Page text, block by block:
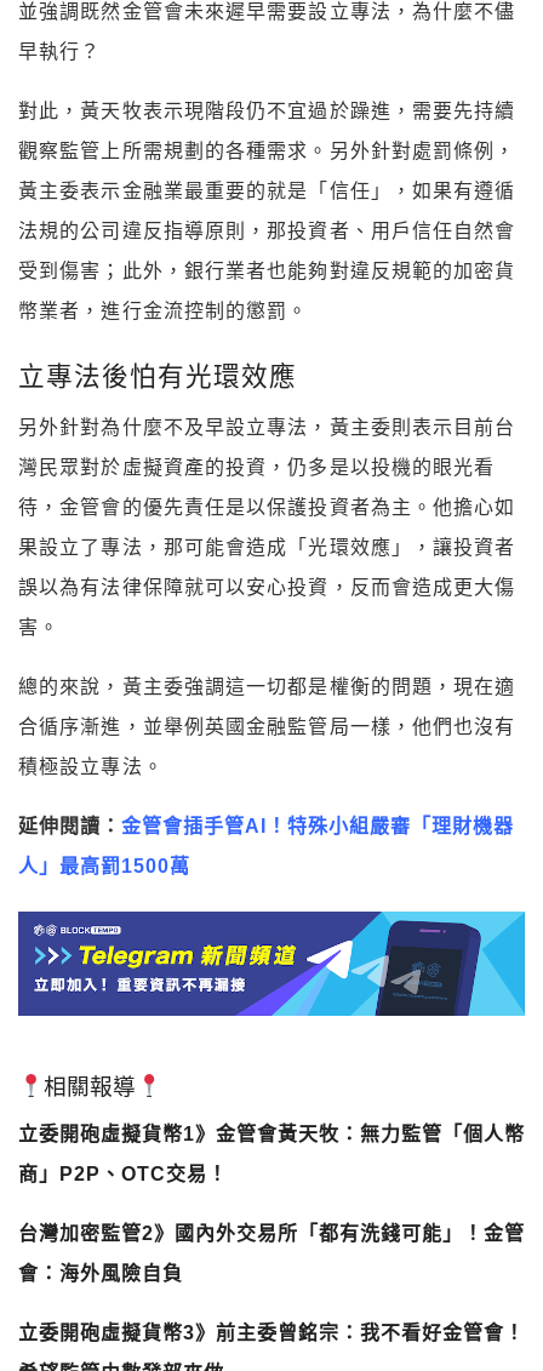
並強調既然金管會未來遲早需要設立專法，為什麼不儘
早執行？
對此，黃天牧表示現階段仍不宜過於躁進，需要先持續
觀察監管上所需規劃的各種需求。另外針對處罰條例，
黃主委表示金融業最重要的就是「信任」，如果有遵循
法規的公司違反指導原則，那投資者、用戶信任自然會
受到傷害；此外，銀行業者也能夠對違反規範的加密貨
幣業者，進行金流控制的懲罰。
立專法後怕有光環效應
另外針對為什麼不及早設立專法，黃主委則表示目前台
灣民眾對於虛擬資產的投資，仍多是以投機的眼光看
待，金管會的優先責任是以保護投資者為主。他擔心如
果設立了專法，那可能會造成「光環效應」，讓投資者
誤以為有法律保障就可以安心投資，反而會造成更大傷
害。
總的來說，黃主委強調這一切都是權衡的問題，現在適
合循序漸進，並舉例英國金融監管局一樣，他們也沒有
積極設立專法。
延伸閱讀： 金管會插手管AI！特殊小組嚴審「理財機器
人」最高罰1500萬
相關報導
立委開砲虛擬貨幣1》金管會黃天牧：無力監管「個人幣
商」P2P、OTC交易！
台灣加密監管2》國內外交易所「都有洗錢可能」！金管
會：海外風險自負
立委開砲虛擬貨幣3》前主委曾銘宗：我不看好金管會！